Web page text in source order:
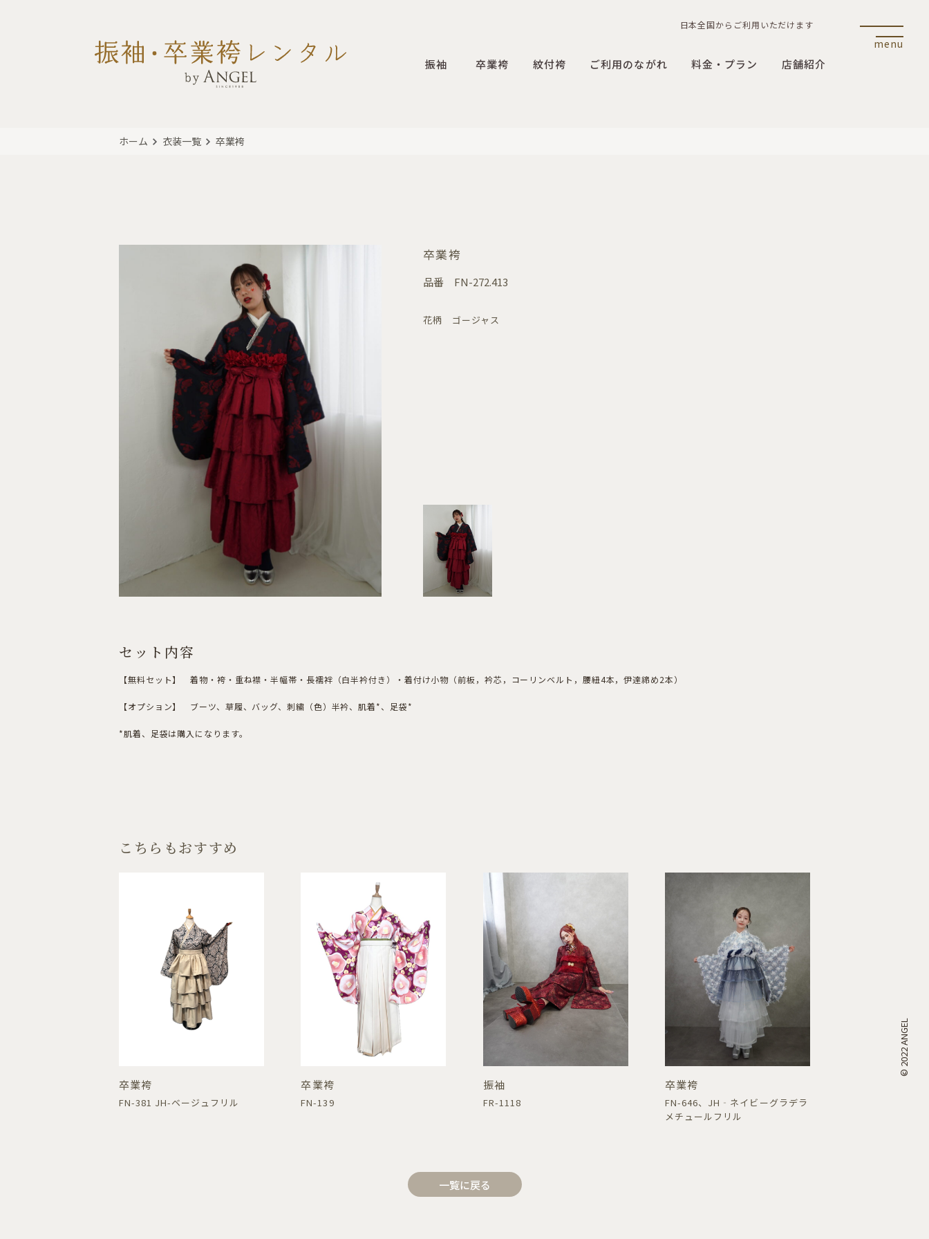
日本全国からご利用いただけます
振袖 卒業袴 紋付袴 ご利用のながれ 料金・プラン 店舗紹介
menu
ホーム 衣装一覧 卒業袴
卒業袴
品番 FN-272.413
花柄 ゴージャス
セット内容
【無料セット】 着物・袴・重ね襟・半幅帯・長襦袢（白半衿付き）・着付け小物（前板，衿芯，コーリンベルト，腰紐4本，伊達締め2本）
【オプション】 ブーツ、草履、バッグ、刺繍（色）半衿、肌着*、足袋*
*肌着、足袋は購入になります。
こちらもおすすめ
卒業袴
FN-381 JH-ベージュフリル
卒業袴
FN-139
振袖
FR-1118
卒業袴
FN-646、JH‐ネイビーグラデラ
メチュールフリル
一覧に戻る
© 2022 ANGEL